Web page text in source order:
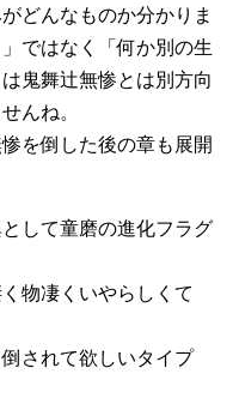
どんなものか分かりま
ではなく「何か別の生
鬼舞辻無惨とは別方向
んね。
を倒した後の章も展開
して童磨の進化フラグ
物凄くいやらしくて
されて欲しいタイプ